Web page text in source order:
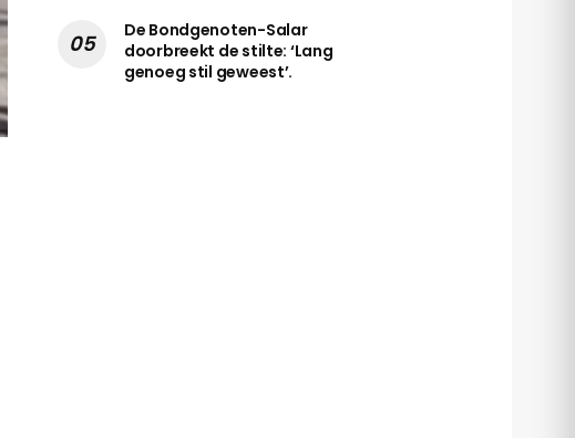
De Bondgenoten-Salar
doorbreekt de stilte: ‘Lang
genoeg stil geweest’.